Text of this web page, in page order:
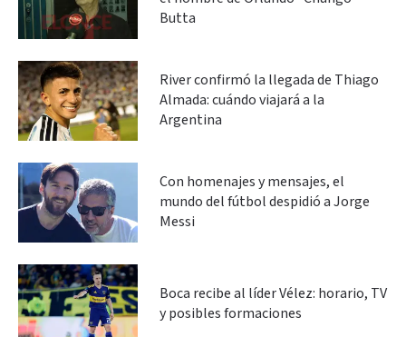
Butta
River confirmó la llegada de Thiago
Almada: cuándo viajará a la
Argentina
Con homenajes y mensajes, el
mundo del fútbol despidió a Jorge
Messi
Boca recibe al líder Vélez: horario, TV
y posibles formaciones